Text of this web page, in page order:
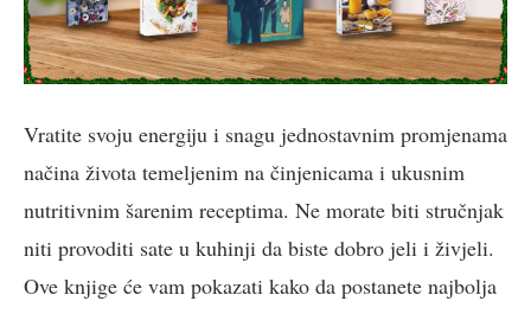
Vratite svoju energiju i snagu jednostavnim promjenama
načina života temeljenim na činjenicama i ukusnim
nutritivnim šarenim receptima. Ne morate biti stručnjak
niti provoditi sate u kuhinji da biste dobro jeli i živjeli.
Ove knjige će vam pokazati kako da postanete najbolja